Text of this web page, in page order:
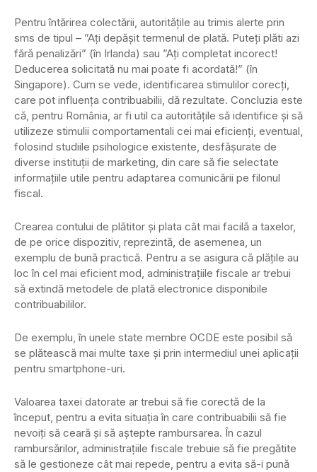
Pentru întărirea colectării, autoritățile au trimis alerte prin
sms de tipul – ”Ați depășit termenul de plată. Puteți plăti azi
fără penalizări” (în Irlanda) sau ”Ați completat incorect!
Deducerea solicitată nu mai poate fi acordată!” (în
Singapore). Cum se vede, identificarea stimulilor corecți,
care pot influența contribuabilii, dă rezultate. Concluzia este
că, pentru România, ar fi util ca autoritățile să identifice și să
utilizeze stimulii comportamentali cei mai eficienți, eventual,
folosind studiile psihologice existente, desfășurate de
diverse instituții de marketing, din care să fie selectate
informațiile utile pentru adaptarea comunicării pe filonul
fiscal.
Crearea contului de plătitor și plata cât mai facilă a taxelor,
de pe orice dispozitiv, reprezintă, de asemenea, un
exemplu de bună practică. Pentru a se asigura că plățile au
loc în cel mai eficient mod, administrațiile fiscale ar trebui
să extindă metodele de plată electronice disponibile
contribuabililor.
De exemplu, în unele state membre OCDE este posibil să
se plătească mai multe taxe și prin intermediul unei aplicații
pentru smartphone-uri.
Valoarea taxei datorate ar trebui să fie corectă de la
început, pentru a evita situația în care contribuabilii să fie
nevoiți să ceară și să aștepte rambursarea. În cazul
rambursărilor, administrațiile fiscale trebuie să fie pregătite
să le gestioneze cât mai repede, pentru a evita să-i pună